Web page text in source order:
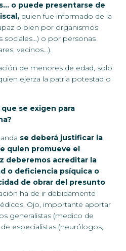
o puede presentarse de
quien fue informado de la
o bien por organismos
sociales…) o por personas
vecinos…).
de menores de edad, solo
ejerza la patria potestad o
se exigen para
se deberá justificar la
quien promueve el
deberemos acreditar la
o deficiencia psíquica o
de obrar del presunto
ha de ir debidamente
Ojo, importante aportar
generalistas (medico de
especialistas (neurólogos,